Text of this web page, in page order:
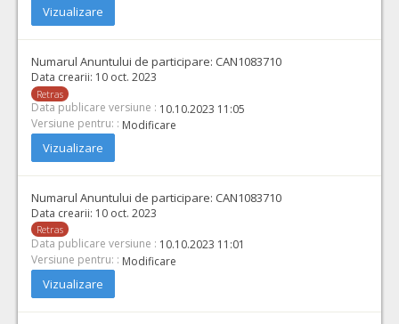
Vizualizare
Numarul Anuntului de participare: CAN1083710
Data crearii: 10 oct. 2023
Retras
Data publicare versiune : 10.10.2023 11:05
Versiune pentru: : Modificare
Vizualizare
Numarul Anuntului de participare: CAN1083710
Data crearii: 10 oct. 2023
Retras
Data publicare versiune : 10.10.2023 11:01
Versiune pentru: : Modificare
Vizualizare